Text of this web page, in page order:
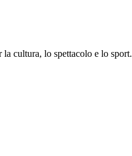
cultura, lo spettacolo e lo sport.